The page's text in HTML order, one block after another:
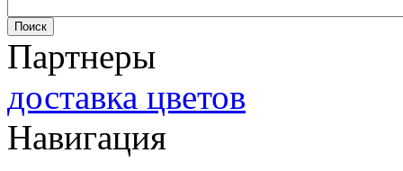
Партнеры
доставка цветов
Навигация